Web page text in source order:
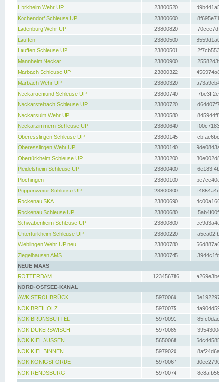
Horkheim Wehr UP
23800520
Kochendorf Schleuse UP
23800600
Ladenburg Wehr UP
23800820
Lauffen
23800500
Lauffen Schleuse UP
23800501
Mannheim Neckar
23800900
Marbach Schleuse UP
23800322
Marbach Wehr UP
23800320
Neckargemünd Schleuse UP
23800740
Neckarsteinach Schleuse UP
23800720
Neckarsulm Wehr UP
23800580
Neckarzimmern Schleuse UP
23800640
Oberesslingen Schleuse UP
23800145
Oberesslingen Wehr UP
23800140
Obertürkheim Schleuse UP
23800200
Pleidelsheim Schleuse UP
23800400
Plochingen
23800100
Poppenweiler Schleuse UP
23800300
Rockenau SKA
23800690
Rockenau Schleuse UP
23800680
Schwabenheim Schleuse UP
23800800
Untertürkheim Schleuse UP
23800220
Wieblingen Wehr UP neu
23800780
Ziegelhausen AMS
23800745
NEUE MAAS
ROTTERDAM
123456786
NORD-OSTSEE-KANAL
AWK STROHBRÜCK
5970069
NOK BREIHOLZ
5970075
NOK BRUNSBÜTTEL
5970091
NOK DÜKERSWISCH
5970085
NOK KIEL AUSSEN
5650068
NOK KIEL BINNEN
5979020
NOK KÖNIGSFÖRDE
5970067
NOK RENDSBURG
5970074